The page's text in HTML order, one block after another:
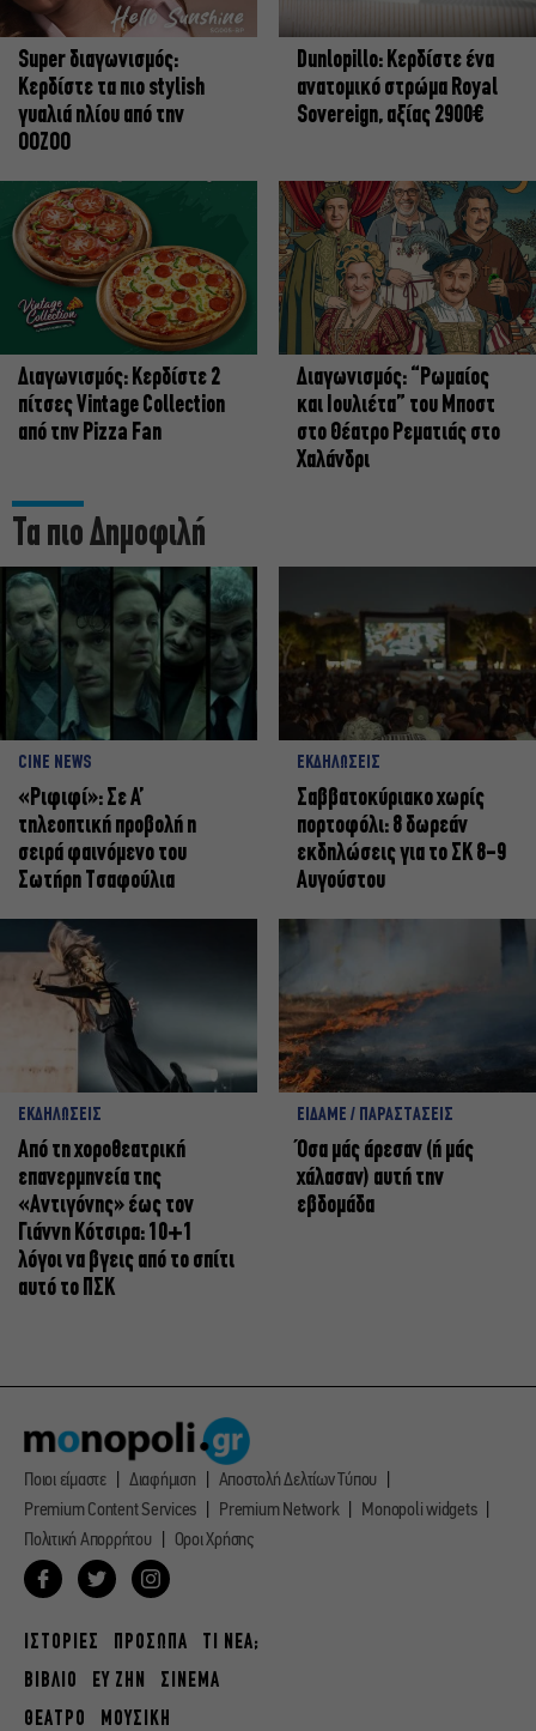
Super διαγωνισμός:
Κερδίστε τα πιο stylish
γυαλιά ηλίου από την
OOZOO
Dunlopillo: Κερδίστε ένα
ανατομικό στρώμα Royal
Sovereign, αξίας 2900€
Διαγωνισμός: Κερδίστε 2
πίτσες Vintage Collection
από την Pizza Fan
Διαγωνισμός: “Ρωμαίος
και Ιουλιέτα” του Μποστ
στο Θέατρο Ρεματιάς στο
Χαλάνδρι
Τα πιο Δημοφιλή
CINE NEWS
«Ριφιφί»: Σε Α’
τηλεοπτική προβολή η
σειρά φαινόμενο του
Σωτήρη Τσαφούλια
ΕΚΔΗΛΩΣΕΙΣ
Σαββατοκύριακο χωρίς
πορτοφόλι: 8 δωρεάν
εκδηλώσεις για το ΣΚ 8-9
Αυγούστου
ΕΚΔΗΛΩΣΕΙΣ
Από τη χοροθεατρική
επανερμηνεία της
«Αντιγόνης» έως τον
Γιάννη Κότσιρα: 10+1
λόγοι να βγεις από το σπίτι
αυτό το ΠΣΚ
ΕΙΔΑΜΕ / ΠΑΡΑΣΤΑΣΕΙΣ
Όσα μάς άρεσαν (ή μάς
χάλασαν) αυτή την
εβδομάδα
Ποιοι είμαστε Διαφήμιση
Αποστολή Δελτίων Τύπου
Premium Content Services
Premium Network
Monopoli widgets
Πολιτική Απορρήτου
Οροι Χρήσης
ΙΣΤΟΡΙΕΣ ΠΡΟΣΩΠΑ
ΤΙ ΝΕΑ;
ΒΙΒΛΙΟ
ΕΥ ΖΗΝ
ΣΙΝΕΜΑ
ΘΕΑΤΡΟ
ΜΟΥΣΙΚΗ